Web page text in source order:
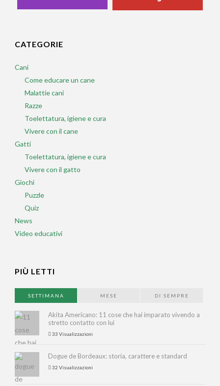
CATEGORIE
Cani
Come educare un cane
Malattie cani
Razze
Toelettatura, igiene e cura
Vivere con il cane
Gatti
Toelettatura, igiene e cura
Vivere con il gatto
Giochi
Puzzle
Quiz
News
Video educativi
PIÙ LETTI
SETTIMANA MESE DI SEMPRE
Akita Americano: 11 cose che hai imparato vivendo a
stretto contatto con lui
33 Visualizzazioni
Dogue de Bordeaux: storia, carattere e standard
32 Visualizzazioni